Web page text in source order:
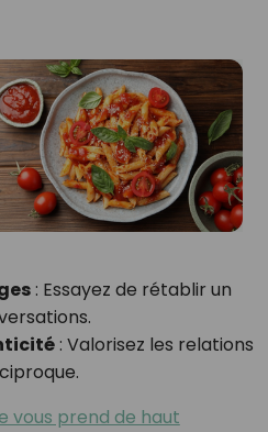
: Essayez de rétablir un
: Valorisez les relations
vous prend de haut